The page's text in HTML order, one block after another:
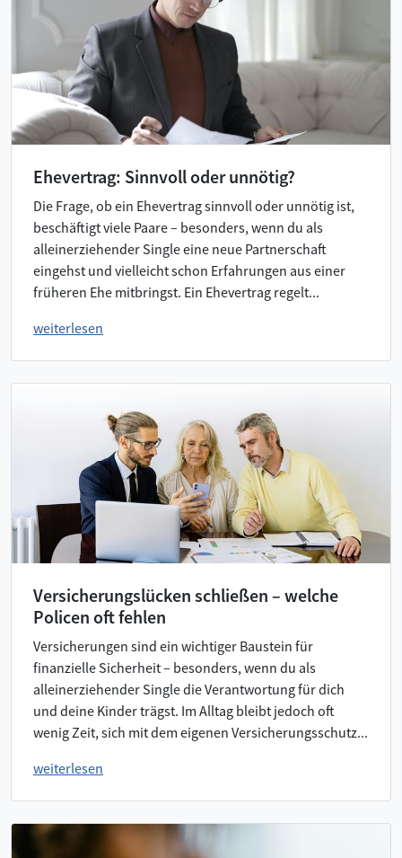
Ehevertrag: Sinnvoll oder unnötig?
Die Frage, ob ein Ehevertrag sinnvoll oder unnötig ist,
beschäftigt viele Paare – besonders, wenn du als
alleinerziehender Single eine neue Partnerschaft
eingehst und vielleicht schon Erfahrungen aus einer
früheren Ehe mitbringst. Ein Ehevertrag regelt...
weiterlesen
Versicherungslücken schließen – welche
Policen oft fehlen
Versicherungen sind ein wichtiger Baustein für
finanzielle Sicherheit – besonders, wenn du als
alleinerziehender Single die Verantwortung für dich
und deine Kinder trägst. Im Alltag bleibt jedoch oft
wenig Zeit, sich mit dem eigenen Versicherungsschutz...
weiterlesen